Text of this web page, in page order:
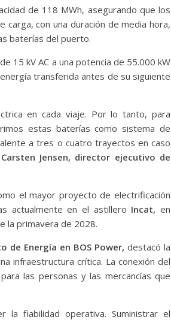
de 118 MWh, asegurando que los
con una duración de media hora,
baterías del puerto.
15 kV AC a una potencia de 55.000 kW
transferida antes de su siguiente
en cada viaje. Por lo tanto, para
estas baterías como sistema de
a tres o cuatro trayectos en caso
Carsten Jensen, director ejecutivo de
el mayor proyecto de electrificación
actualmente en el astillero Incat, en
la primavera de 2028.
de Energía en BOS Power, destacó la
infraestructura crítica. La conexión del
las personas y las mercancías que
la fiabilidad operativa. Suministrar el